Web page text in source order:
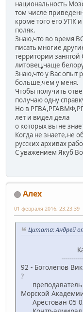
национальность
том числе
кроме того его УПК
поляк.
Знаю,что во время
писать многие
территории
литовец,чаще
Знаю,что у Вас опыт
больше,чем у меня.
Чтобы получить
получаю одну
Но в
лет и видел дела
о которых вы не
Когда не знаете,не
русских архивах
С уважением Якуб
Алех
01 февраля 2016, 23:23:39
Цитата: Андрей
92 - Боголепов
?
преподаватель
Морской
Арестован 05